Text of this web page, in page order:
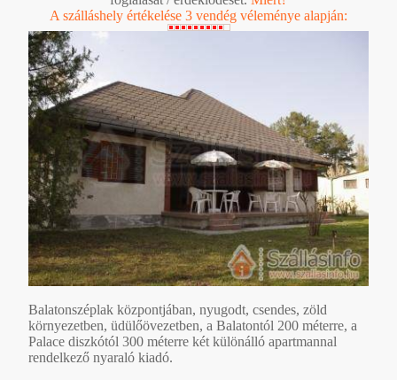
A szálláshely értékelése 3 vendég véleménye alapján:
Balatonszéplak központjában, nyugodt, csendes, zöld
környezetben, üdülőövezetben, a Balatontól 200 méterre, a
Palace diszkótól 300 méterre két különálló apartmannal
rendelkező nyaraló kiadó.